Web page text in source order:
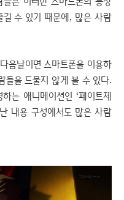
길 수 있기 때문에, 많은 사람
음날이면 스마트폰을 이용하
들을 드물지 않게 볼 수 있다.
는 애니메이션인 ‘페이트제
내용 구성에서도 많은 사람